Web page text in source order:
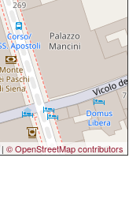
| © OpenStreetMap contributors